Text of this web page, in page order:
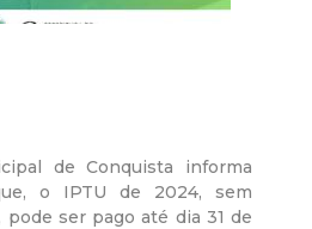
de Conquista informa
o IPTU de 2024, sem
ser pago até dia 31 de